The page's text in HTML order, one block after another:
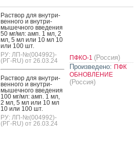
Рас­твор для внут­ри­
вен­но­го и внут­ри­
мышеч­но­го вве­дения
50 мг/мл: амп. 1 мл, 2
мл, 5 мл или 10 мл 10
или 100 шт.
РУ: ЛП-№(004992)-
(РГ-RU) от 26.03.24
Рас­твор для внут­ри­
вен­но­го и внут­ри­
мышеч­но­го вве­дения
100 мг/мл: амп. 1 мл,
2 мл, 5 мл или 10 мл
10 или 100 шт.
РУ: ЛП-№(004992)-
(РГ-RU) от 26.03.24
ПФКО-1 (Россия)
Произведено: ПФК
ОБНОВЛЕНИЕ
(Россия)